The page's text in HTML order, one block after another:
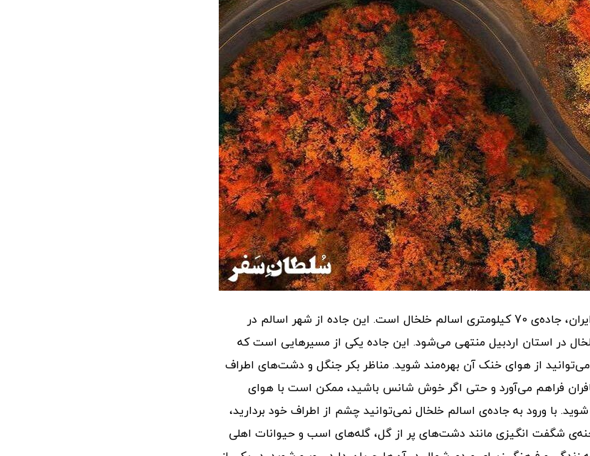
یکی دیگر از زیباترین جاده‌های ایران، جاده‌ی 70 کیلومتری اسالم خلخال است. این جاده از شهر اسالم در
در استان اردبیل منتهی می‌شود. این جاده یکی از مسیرهایی است که
از هوای خنک آن بهره‌مند شوید. مناظر بکر جنگل و دشت‌های اطراف
فراهم می‌آورد و حتی اگر خوش شانس باشید، ممکن است با هوای
با ورود به جاده‌ی اسالم خلخال نمی‌توانید چشم از اطراف خود بردارید،
شگفت انگیزی مانند دشت‌های پر از گل، گله‌های اسب و حیوانات اهلی